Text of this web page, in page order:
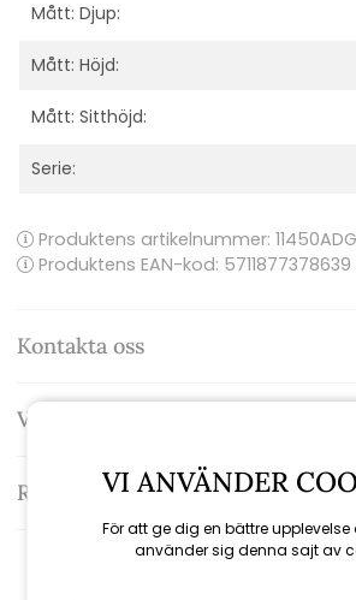
Mått: Djup:
Mått: Höjd:
Mått: Sitthöjd:
Serie:
Produktens artikelnummer: 11450ADG
Produktens EAN-kod: 5711877378639
Kontakta oss
Varumärke: Cane-line
RecensionerVI ANVÄNDER
För att ge dig en bättre upplevelse
använder sig denna sajt av